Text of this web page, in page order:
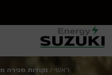
ראשי / נקודות מכירה